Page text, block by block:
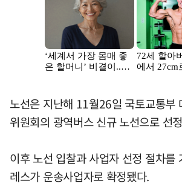
노선은 지난해 11월26일 국토교통부
위원회의 광역버스 신규 노선으로 선
이후 노선 입찰과 사업자 선정 절차를
레스가 운송사업자로 확정됐다.